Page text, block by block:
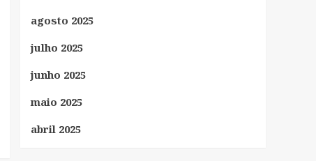
agosto 2025
julho 2025
junho 2025
maio 2025
abril 2025